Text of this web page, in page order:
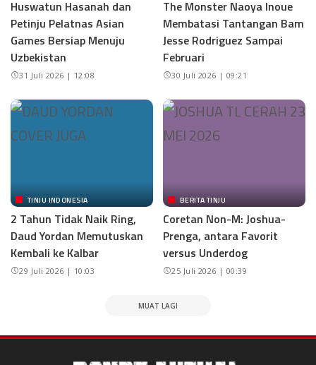
Huswatun Hasanah dan
Petinju Pelatnas Asian
Games Bersiap Menuju
Uzbekistan
31 Juli 2026 | 12:08
The Monster Naoya Inoue
Membatasi Tantangan Bam
Jesse Rodriguez Sampai
Februari
30 Juli 2026 | 09:21
TINJU INDONESIA
2 Tahun Tidak Naik Ring,
Daud Yordan Memutuskan
Kembali ke Kalbar
29 Juli 2026 | 10:03
BERITA TINJU
Coretan Non-M: Joshua-
Prenga, antara Favorit
versus Underdog
25 Juli 2026 | 00:39
MUAT LAGI